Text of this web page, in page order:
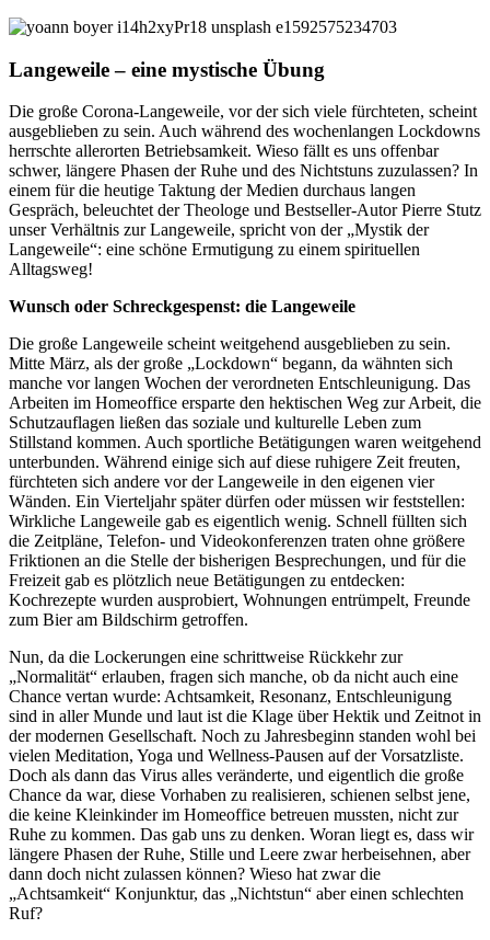
Langeweile – eine mystische Übung
Die große Corona-Langeweile, vor der sich viele fürchteten, scheint
ausgeblieben zu sein. Auch während des wochenlangen Lockdowns
herrschte allerorten Betriebsamkeit. Wieso fällt es uns offenbar
schwer, längere Phasen der Ruhe und des Nichtstuns zuzulassen? In
einem für die heutige Taktung der Medien durchaus langen
Gespräch, beleuchtet der Theologe und Bestseller-Autor Pierre Stutz
unser Verhältnis zur Langeweile, spricht von der „Mystik der
Langeweile“: eine schöne Ermutigung zu einem spirituellen
Alltagsweg!
Wunsch oder Schreckgespenst: die Langeweile
Die große Langeweile scheint weitgehend ausgeblieben zu sein.
Mitte März, als der große „Lockdown“ begann, da wähnten sich
manche vor langen Wochen der verordneten Entschleunigung. Das
Arbeiten im Homeoffice ersparte den hektischen Weg zur Arbeit, die
Schutzauflagen ließen das soziale und kulturelle Leben zum
Stillstand kommen. Auch sportliche Betätigungen waren weitgehend
unterbunden. Während einige sich auf diese ruhigere Zeit freuten,
fürchteten sich andere vor der Langeweile in den eigenen vier
Wänden. Ein Vierteljahr später dürfen oder müssen wir feststellen:
Wirkliche Langeweile gab es eigentlich wenig. Schnell füllten sich
die Zeitpläne, Telefon- und Videokonferenzen traten ohne größere
Friktionen an die Stelle der bisherigen Besprechungen, und für die
Freizeit gab es plötzlich neue Betätigungen zu entdecken:
Kochrezepte wurden ausprobiert, Wohnungen entrümpelt, Freunde
zum Bier am Bildschirm getroffen.
Nun, da die Lockerungen eine schrittweise Rückkehr zur
„Normalität“ erlauben, fragen sich manche, ob da nicht auch eine
Chance vertan wurde: Achtsamkeit, Resonanz, Entschleunigung
sind in aller Munde und laut ist die Klage über Hektik und Zeitnot in
der modernen Gesellschaft. Noch zu Jahresbeginn standen wohl bei
vielen Meditation, Yoga und Wellness-Pausen auf der Vorsatzliste.
Doch als dann das Virus alles veränderte, und eigentlich die große
Chance da war, diese Vorhaben zu realisieren, schienen selbst jene,
die keine Kleinkinder im Homeoffice betreuen mussten, nicht zur
Ruhe zu kommen. Das gab uns zu denken. Woran liegt es, dass wir
längere Phasen der Ruhe, Stille und Leere zwar herbeisehnen, aber
dann doch nicht zulassen können? Wieso hat zwar die
„Achtsamkeit“ Konjunktur, das „Nichtstun“ aber einen schlechten
Ruf?